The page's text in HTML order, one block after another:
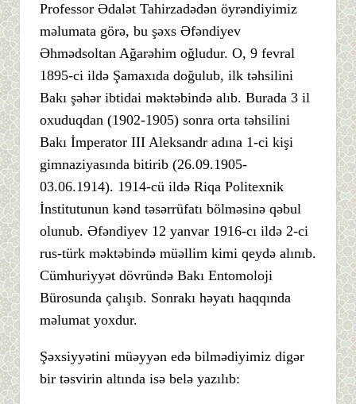
Professor Ədalət Tahirzadədən öyrəndiyimiz
məlumata görə, bu şəxs Əfəndiyev
Əhmədsoltan Ağarəhim oğludur. O, 9 fevral
1895-ci ildə Şamaxıda doğulub, ilk təhsilini
Bakı şəhər ibtidai məktəbində alıb. Burada 3 il
oxuduqdan (1902-1905) sonra orta təhsilini
Bakı İmperator III Aleksandr adına 1-ci kişi
gimnaziyasında bitirib (26.09.1905-
03.06.1914). 1914-cü ildə Riqa Politexnik
İnstitutunun kənd təsərrüfatı bölməsinə qəbul
olunub. Əfəndiyev 12 yanvar 1916-cı ildə 2-ci
rus-türk məktəbində müəllim kimi qeydə alınıb.
Cümhuriyyət dövründə Bakı Entomoloji
Bürosunda çalışıb. Sonrakı həyatı haqqında
məlumat yoxdur.
Şəxsiyyətini müəyyən edə bilmədiyimiz digər
bir təsvirin altında isə belə yazılıb: